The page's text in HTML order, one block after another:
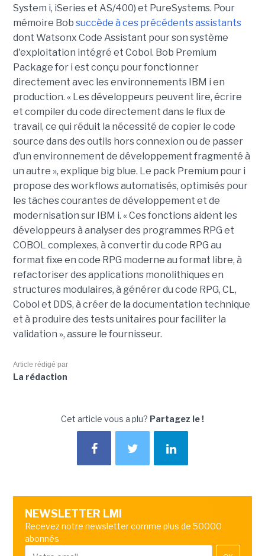
System i, iSeries et AS/400) et PureSystems. Pour
mémoire Bob succède à ces précédents assistants
dont Watsonx Code Assistant pour son système
d'exploitation intégré et Cobol. Bob Premium
Package for i est conçu pour fonctionner
directement avec les environnements IBM i en
production. « Les développeurs peuvent lire, écrire
et compiler du code directement dans le flux de
travail, ce qui réduit la nécessité de copier le code
source dans des outils hors connexion ou de passer
d’un environnement de développement fragmenté à
un autre », explique big blue. Le pack Premium pour i
propose des workflows automatisés, optimisés pour
les tâches courantes de développement et de
modernisation sur IBM i. « Ces fonctions aident les
développeurs à analyser des programmes RPG et
COBOL complexes, à convertir du code RPG au
format fixe en code RPG moderne au format libre, à
refactoriser des applications monolithiques en
structures modulaires, à générer du code RPG, CL,
Cobol et DDS, à créer de la documentation technique
et à produire des tests unitaires pour faciliter la
validation », assure le fournisseur.
Article rédigé par
La rédaction
Cet article vous a plu? Partagez le !
NEWSLETTER LMI
Recevez notre newsletter comme plus de 50000
abonnés